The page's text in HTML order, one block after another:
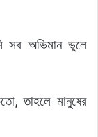
অভিমান ভুলে
তাহলে মানুষের